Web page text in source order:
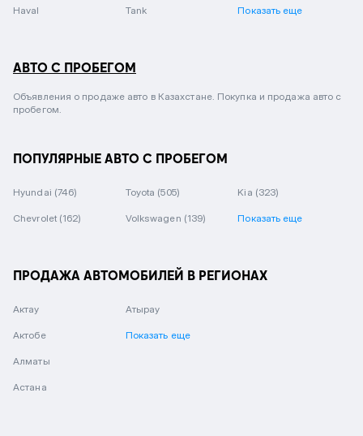
Haval Tank Показать еще
АВТО С ПРОБЕГОМ
Объявления о продаже авто в Казахстане. Покупка и продажа авто с
пробегом.
ПОПУЛЯРНЫЕ АВТО С ПРОБЕГОМ
Hyundai (746) Toyota (505) Kia (323)
Chevrolet (162) Volkswagen (139) Показать еще
ПРОДАЖА АВТОМОБИЛЕЙ В РЕГИОНАХ
Актау
Актобе
Алматы
Астана
Атырау
Показать еще